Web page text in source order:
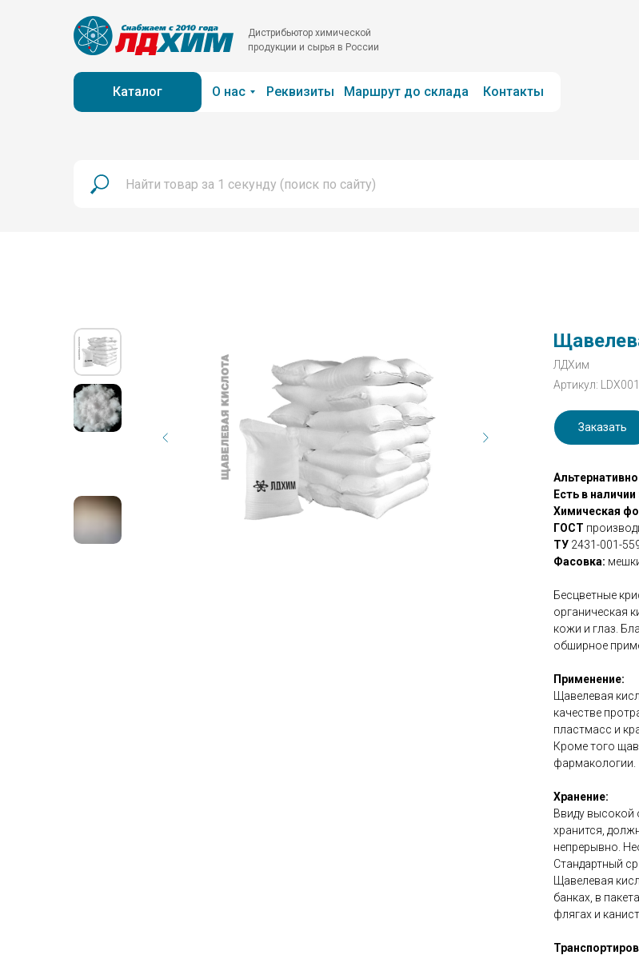
Дистрибьютор химической
продукции и сырья в России
Каталог О нас Реквизиты Контакты
Маршрут до склада
ЛДХим
Артикул:
Заказать
Есть в наличии
Химическая
ГОСТ
ТУ 2431-001-
Фасовка:
Бесцветные
органическая
кожи и глаз.
обширное
Применение:
Щавелевая
качестве
пластмасс и
Кроме того
фармакологии.
Хранение:
Ввиду высокой
хранится,
непрерывно.
Стандартный
Щавелевая
банках, в
флягах и